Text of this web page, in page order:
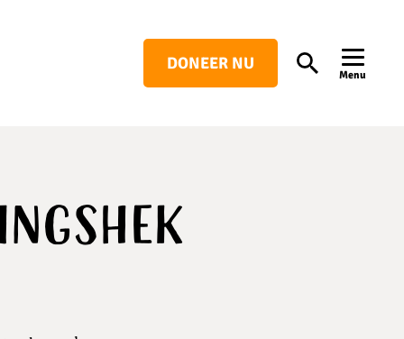
DONEER NU
Search Menu